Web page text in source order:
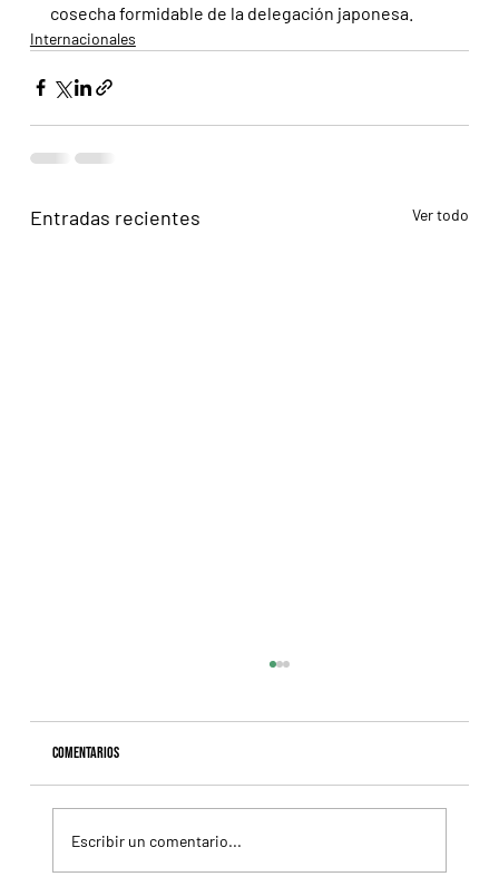
cosecha formidable de la delegación japonesa.
Internacionales
Entradas recientes Ver todo
Comentarios
Escribir un comentario...